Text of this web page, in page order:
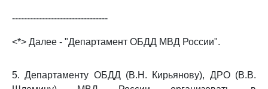
--------------------------------
<*> Далее - "Департамент ОБДД МВД России".
5. Департаменту ОБДД (В.Н. Кирьянову), ДРО (В.В.